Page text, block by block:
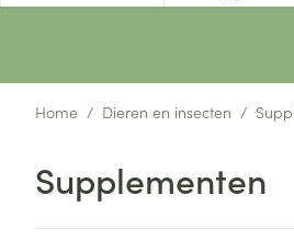
Home / Dieren en insecten /
Supplementen